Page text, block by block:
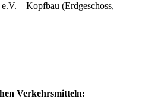
– Kopfbau (Erdgeschoss,
Verkehrsmitteln: